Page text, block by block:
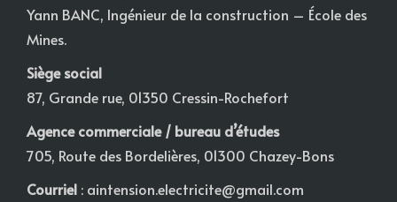
Yann BANC, Ingénieur de la construction – École des
Mines.
Siège social
87, Grande rue, 01350 Cressin-Rochefort
Agence commerciale / bureau d’études
705, Route des Bordelières, 01300 Chazey-Bons
Courriel : aintension.electricite@gmail.com